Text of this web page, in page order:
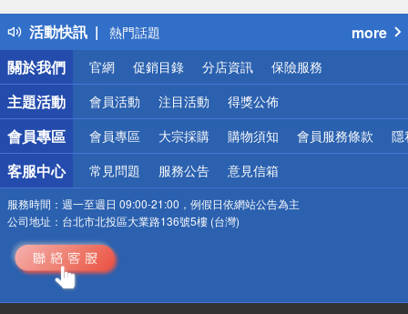
活動快訊
熱門話題
銀行優惠
偏遠地區配送
詐騙網頁！請小心！
more
關於我們
官網 促銷目錄 分店資訊 保險服務
主題活動 會員活動 注目活動 得獎公佈
會員專區 會員專區 大宗採購 購物須知 會員服務條款 隱
客服中心 常見問題 服務公告 意見信箱
服務時間： 週一至週日 09:00-21:00，例假日依網站公告為主
公司地址： 台北市北投區大業路136號5樓 (台灣)